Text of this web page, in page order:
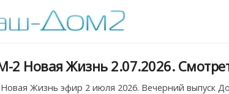
2 Новая Жизнь 2.07.2026.
Жизнь эфир 2 июля 2026. Вечерний выпуск